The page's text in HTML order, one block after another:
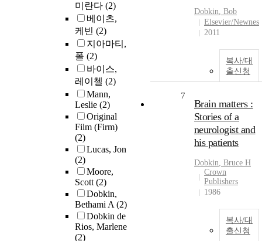
미란다 (2)
베이츠,
케빈 (2)
지아마티,
폴 (2)
바이스,
레이첼 (2)
Mann,
Leslie (2)
Original
Film (Firm)
(2)
Lucas, Jon
(2)
Moore,
Scott(2)
Dobkin,
Bethami A(2)
Dobkin de
Rios, Marlene
(2)
Dobkin, Bob
Elsevier/Newnes
2011
복사/대
출신청
7
Brain matters :
Stories of a
neurologist and
his patients
Dobkin, Bruce H
Crown
Publishers
1986
복사/대
출신청